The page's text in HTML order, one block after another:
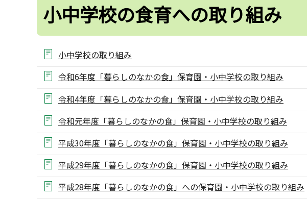
小中学校の食育への取り組み
小中学校の取り組み
令和6年度「暮らしのなかの食」保育園・小中学校の取り組み
令和4年度「暮らしのなかの食」保育園・小中学校の取り組み
令和元年度「暮らしのなかの食」保育園・小中学校の取り組み
平成30年度「暮らしのなかの食」保育園・小中学校の取り組み
平成29年度「暮らしのなかの食」保育園・小中学校の取り組み
平成28年度「暮らしのなかの食」への保育園・小中学校の取り組み